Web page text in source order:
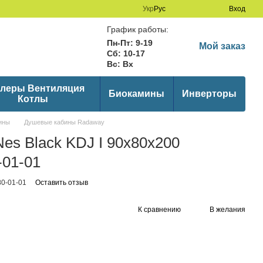
Укр Рус Вход
График работы:
Пн-Пт: 9-19
Сб: 10-17
Вс: Вх
Мой заказ
Вентиляция
Котлы
Биокамины Инверторы
Душевые кабины Radaway
Black KDJ I 90x80x200
01
01-01 Оставить отзыв
К сравнению В желания